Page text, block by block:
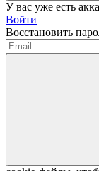
У вас уже есть
Войти
Восстановить